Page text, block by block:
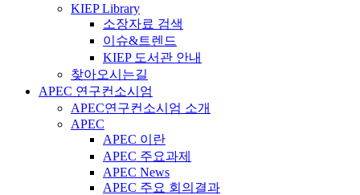
KIEP Library
소장자료 검색
이슈&트렌드
KIEP 도서관 안내
찾아오시는길
APEC 연구컨소시엄
APEC연구컨소시엄 소개
APEC
APEC 이란
APEC 주요과제
APEC News
APEC 주요 회의결과